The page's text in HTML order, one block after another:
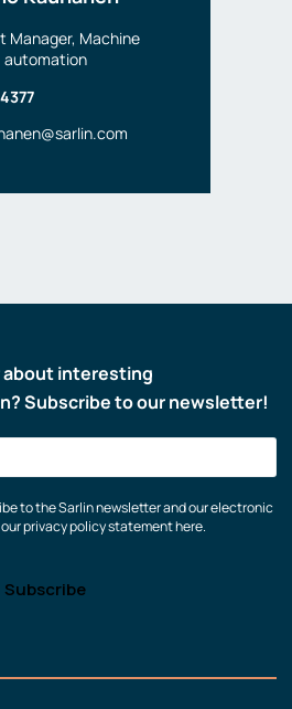
Manager, Machine
automation
about interesting
Subscribe to our newsletter!
to the Sarlin newsletter and our electronic
privacy policy statement here.